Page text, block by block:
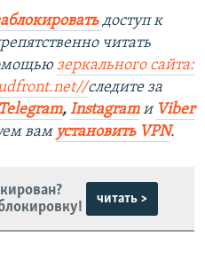
доступ к
читать
зеркального сайта:
/следите за
Telegram, Instagramи Viber
вам установить VPN.
читать >